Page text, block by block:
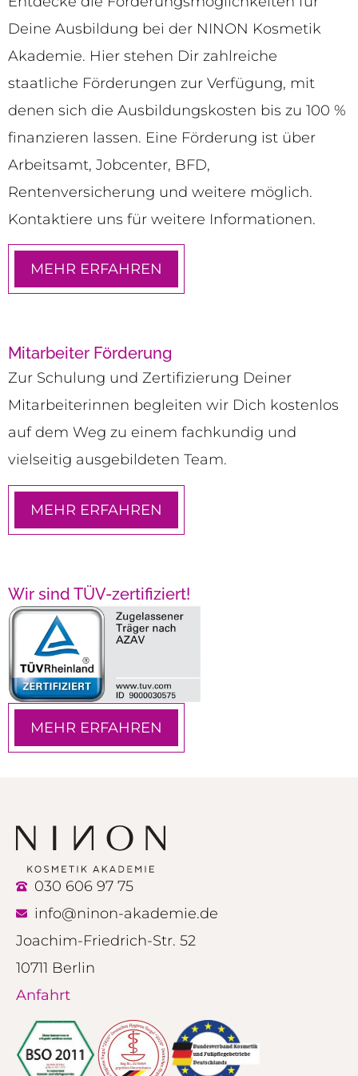
Deine Ausbildung bei der NINON Kosmetik
Akademie. Hier stehen Dir zahlreiche
staatliche Förderungen zur Verfügung, mit
denen sich die Ausbildungskosten bis zu 100 %
finanzieren lassen. Eine Förderung ist über
Arbeitsamt, Jobcenter, BFD,
Rentenversicherung und weitere möglich.
Kontaktiere uns für weitere Informationen.
MEHR ERFAHREN
Mitarbeiter Förderung
Zur Schulung und Zertifizierung Deiner
Mitarbeiterinnen begleiten wir Dich kostenlos
auf dem Weg zu einem fachkundig und
vielseitig ausgebildeten Team.
MEHR ERFAHREN
Wir sind TÜV-zertifiziert!
MEHR ERFAHREN
030 606 97 75
info@ninon-akademie.de
Joachim-Friedrich-Str. 52
10711 Berlin
Anfahrt